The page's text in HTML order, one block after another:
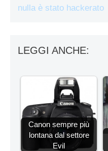
nulla è stato hackerato
LEGGI ANCHE:
Canon sempre più
lontana dal settore
Evil